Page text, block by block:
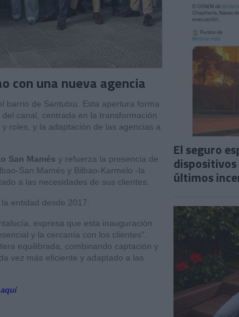
con una nueva agencia
barrio de Santutxu. Esta apertura forma
canal, centrada en la transformación
roles, y la adaptación de las agencias a
San Mamés y refuerza la presencia de
San Mamés y Bilbao-Karmelo -la
a las necesidades de sus clientes.
la entidad desde 2017.
expresa que esta inauguración
y la cercanía con los clientes".
equilibrada, combinando captación y
vez más eficiente y adaptado a las
El seguro
últimos